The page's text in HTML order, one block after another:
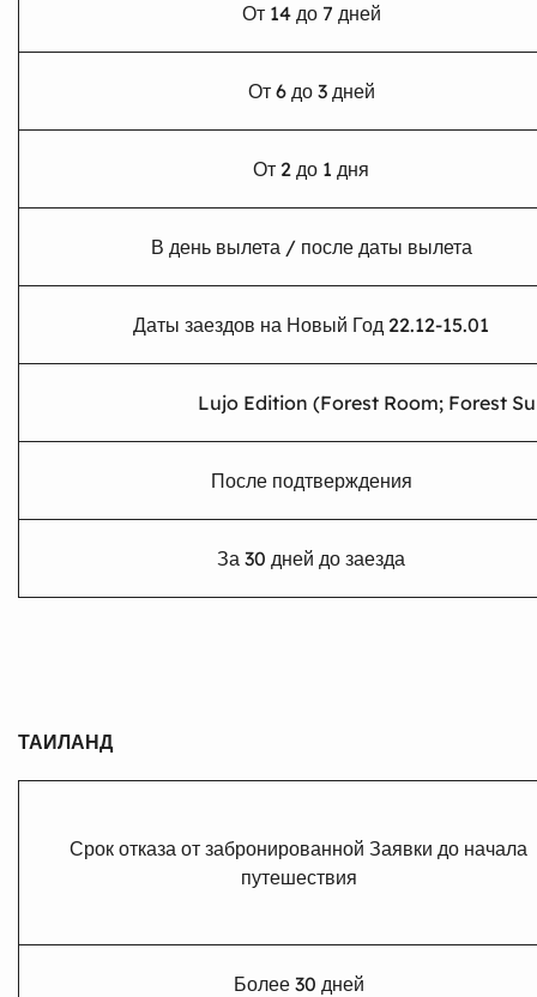
От 14 до 7 дней
От 6 до 3 дней
От 2 до 1 дня
В день вылета / после даты вылета
Даты заездов на Новый Год 22.12-15.01
Lujo Edition (Forest Room; Forest
После подтверждения
За 30 дней до заезда
ТАИЛАНД
Срок отказа от забронированной Заявки до начала
путешествия
Более 30 дней